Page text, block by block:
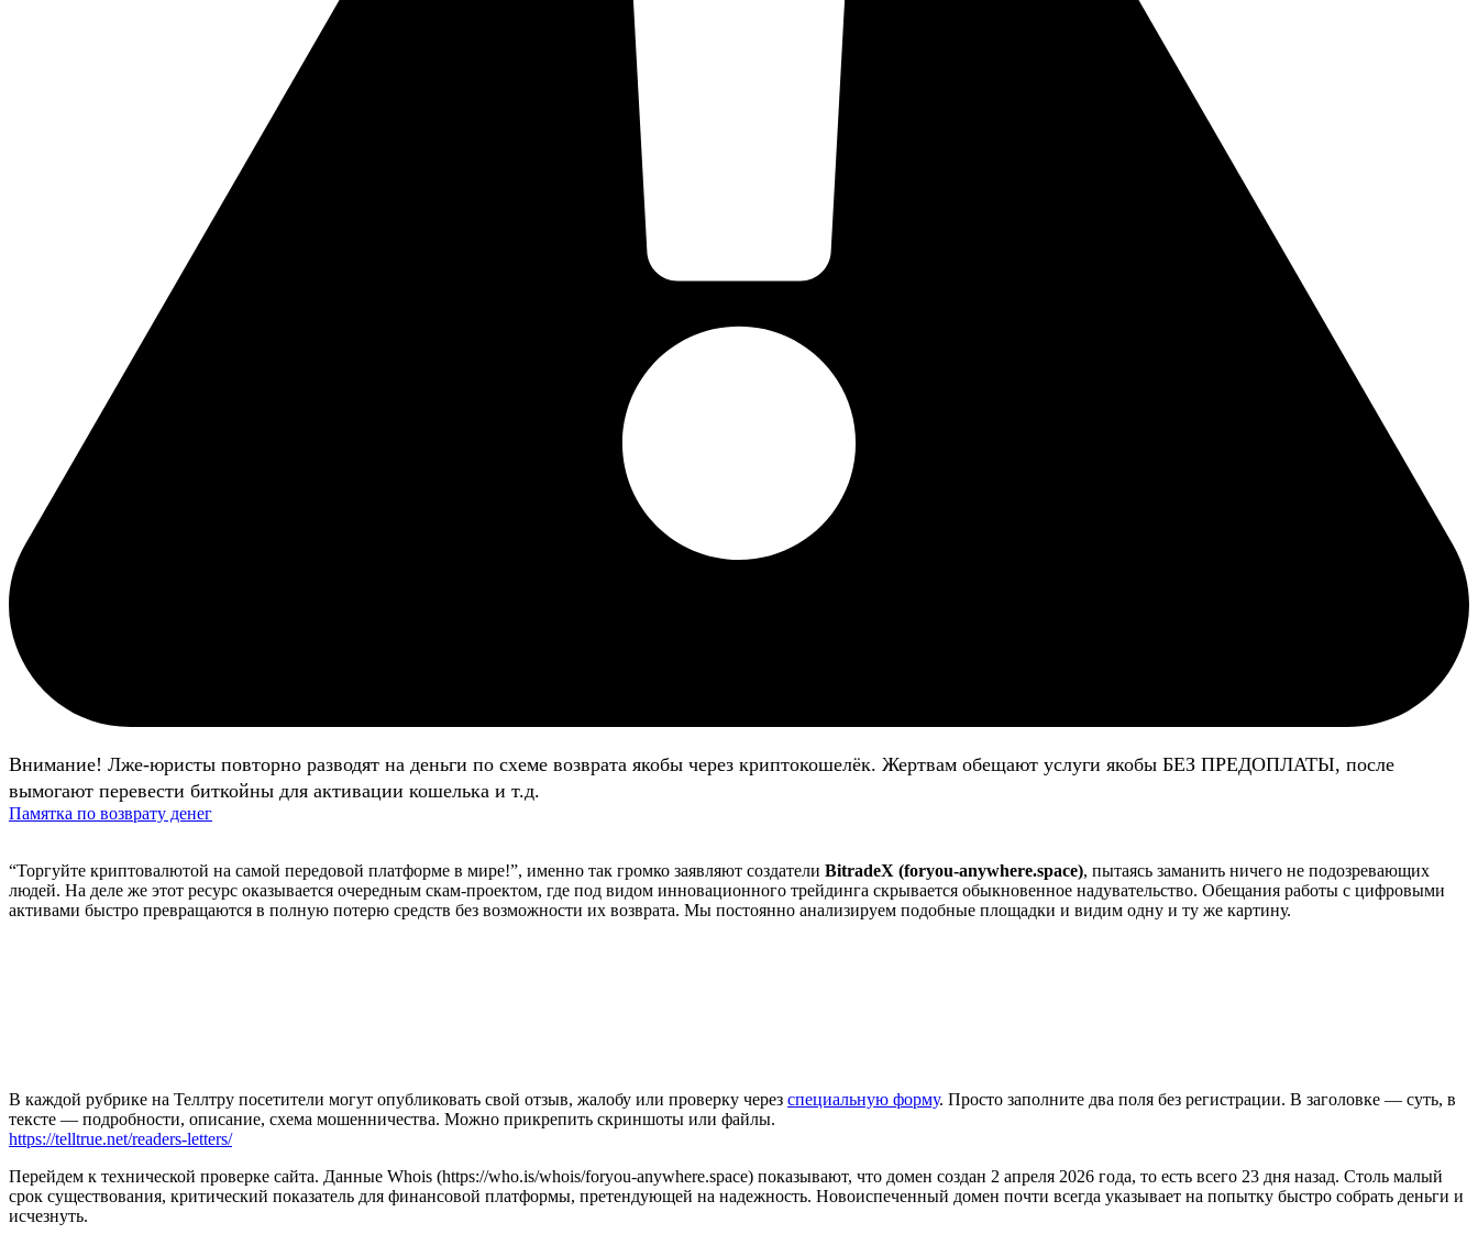
Внимание! Лже-юристы повторно разводят на деньги по схеме возврата якобы через криптокошелёк. Жертвам обещают услуги якобы БЕЗ ПРЕДОПЛАТЫ, после
вымогают перевести биткойны для активации кошелька и т.д.
Памятка по возврату денег
“Торгуйте криптовалютой на самой передовой платформе в мире!”, именно так громко заявляют создатели BitradeX (foryou-anywhere.space), пытаясь заманить ничего не подозревающих
людей. На деле же этот ресурс оказывается очередным скам-проектом, где под видом инновационного трейдинга скрывается обыкновенное надувательство. Обещания работы с цифровыми
активами быстро превращаются в полную потерю средств без возможности их возврата. Мы постоянно анализируем подобные площадки и видим одну и ту же картину.
В каждой рубрике на Теллтру посетители могут опубликовать свой отзыв, жалобу или проверку через специальную форму. Просто заполните два поля без регистрации. В заголовке — суть, в
тексте — подробности, описание, схема мошенничества. Можно прикрепить скриншоты или файлы.
https://telltrue.net/readers-letters/
Перейдем к технической проверке сайта. Данные Whois (https://who.is/whois/foryou-anywhere.space) показывают, что домен создан 2 апреля 2026 года, то есть всего 23 дня назад. Столь малый
срок существования, критический показатель для финансовой платформы, претендующей на надежность. Новоиспеченный домен почти всегда указывает на попытку быстро собрать деньги и
исчезнуть.